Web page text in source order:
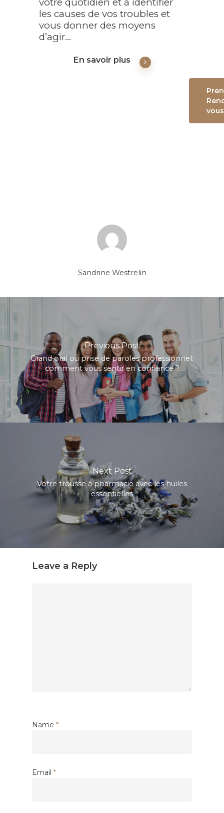
les causes de vos troubles et
vous donner des moyens
d’agir…
En savoir plus
vous
Sandrine Westrelin
Previous Post
Grand oral ou prise de paroles professionnel:
comment vous sentir en confiance ?
Next Post
Votre trousse à pharmacie avec les huiles
essentielles
Leave a Reply
Name *
Email *